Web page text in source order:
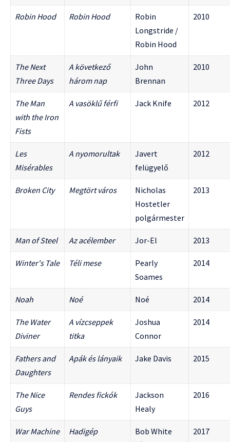
Robin Hood Robin Hood
Robin
Longstride /
Robin Hood
2010
The Next
Three Days
A következő
három nap
John
Brennan
2010
The Man
with the Iron
Fists
A vasöklű férfi Jack Knife 2012
Les
Misérables
A nyomorultak
Javert
felügyelő
2012
Broken City Megtört város
Nicholas
Hostetler
polgármester
2013
Man of Steel Az acélember Jor-El 2013
Winter's Tale Téli mese
Pearly
Soames
2014
Noah Noé Noé 2014
The Water
Diviner
A vízcseppek
titka
Joshua
Connor
2014
Fathers and
Daughters
Apák és lányaik Jake Davis 2015
The Nice
Guys
Rendes fickók
Jackson
Healy
2016
War Machine Hadigép
Bob White
2017